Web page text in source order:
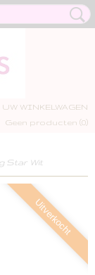
UW WINKELWAGEN
Geen producten (0)
Star Wit
Uitverkocht